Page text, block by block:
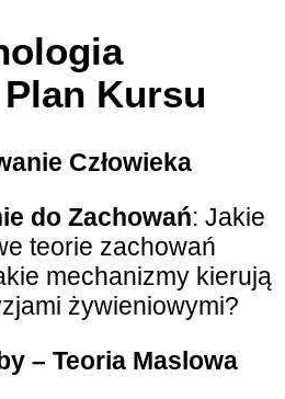
Plan Kursu
Człowieka
do Zachowań: Jakie
teorie zachowań
mechanizmy kierują
żywieniowymi?
– Teoria Maslowa